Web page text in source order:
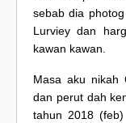
sebab dia
Lurviey dan
kawan kawan.
Masa aku nikah
dan perut dah
tahun 2018